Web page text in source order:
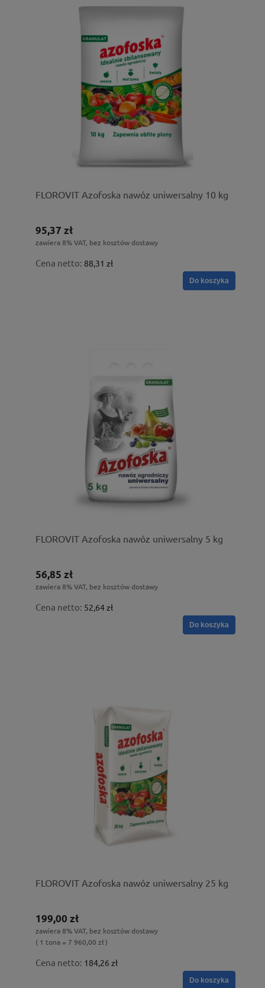
FLOROVIT Azofoska nawóz uniwersalny 10 kg
95,37 zł
zawiera 8% VAT, bez kosztów dostawy
Cena netto: 88,31 zł
Do koszyka
FLOROVIT Azofoska nawóz uniwersalny 5 kg
56,85 zł
zawiera 8% VAT, bez kosztów dostawy
Cena netto: 52,64 zł
Do koszyka
FLOROVIT Azofoska nawóz uniwersalny 25 kg
199,00 zł
zawiera 8% VAT, bez kosztów dostawy
( 1 tona = 7 960,00 zł )
Cena netto: 184,26 zł
Do koszyka